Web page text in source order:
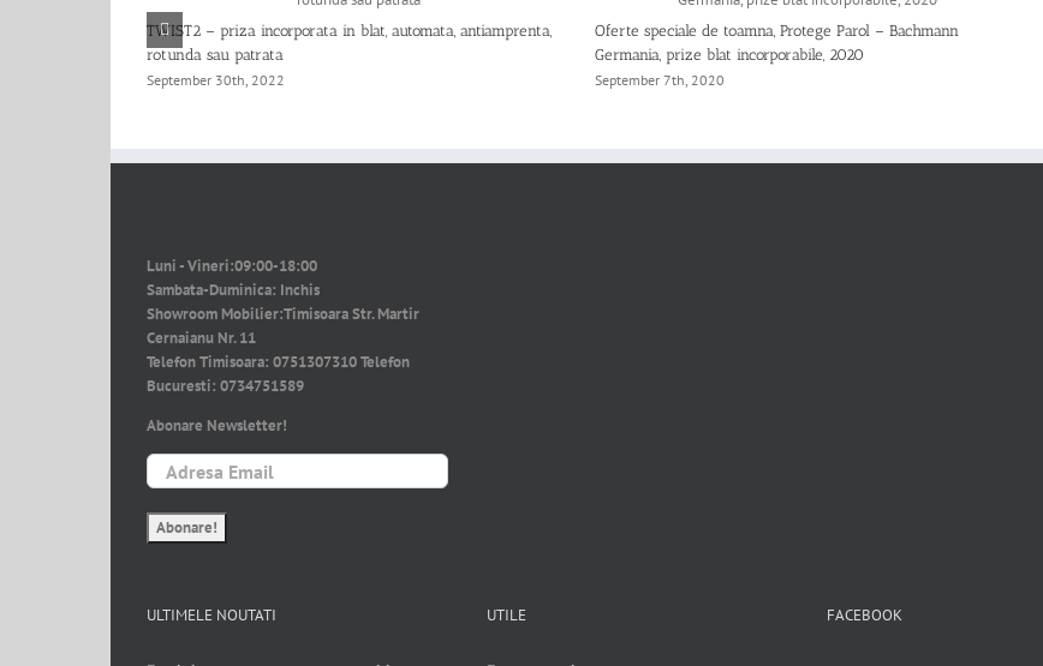
TWIST2 – priza incorporata in blat, automata, antiamprenta,
rotunda sau patrata
September 30th, 2022
Oferte speciale de toamna, Protege Parol – Bachmann
Germania, prize blat incorporabile, 2020
September 7th, 2020
Luni - Vineri:09:00-18:00
Sambata-Duminica: Inchis
Showroom Mobilier:Timisoara Str. Martir
Cernaianu Nr. 11
Telefon Timisoara: 0751307310Telefon
Bucuresti: 0734751589
Abonare Newsletter!
ULTIMELE NOUTATI UTILE FACEBOOK